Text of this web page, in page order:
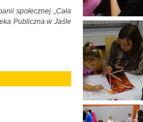
społecznej „Cała
Publiczna w Jaśle